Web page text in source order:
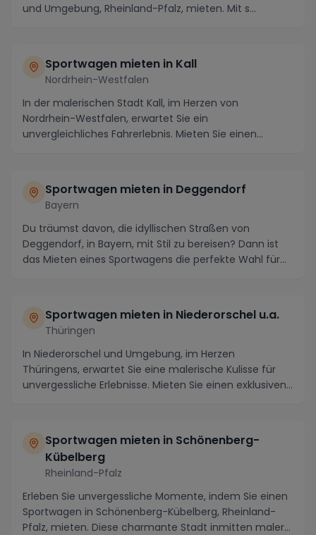
und Umgebung, Rheinland-Pfalz, mieten. Mit s...
Sportwagen mieten in Kall
Nordrhein-Westfalen
In der malerischen Stadt Kall, im Herzen von
Nordrhein-Westfalen, erwartet Sie ein
unvergleichliches Fahrerlebnis. Mieten Sie einen
Sportwagen mieten in Deggendorf
Bayern
Du träumst davon, die idyllischen Straßen von
Deggendorf, in Bayern, mit Stil zu bereisen? Dann ist
das Mieten eines Sportwagens die perfekte Wahl für...
Sportwagen mieten in Niederorschel u.a.
Thüringen
In Niederorschel und Umgebung, im Herzen
Thüringens, erwartet Sie eine malerische Kulisse für
unvergessliche Erlebnisse. Mieten Sie einen exklusiven
Sportwagen mieten in Schönenberg-
Kübelberg
Rheinland-Pfalz
Erleben Sie unvergessliche Momente, indem Sie einen
Sportwagen in Schönenberg-Kübelberg, Rheinland-
Pfalz, mieten. Diese charmante Stadt inmitten maler...